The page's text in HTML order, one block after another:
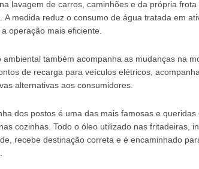
lavagem de carros, caminhões e da própria
A medida reduz o consumo de água tratada em
operação mais eficiente.
ambiental também acompanha as mudanças na
de recarga para veículos elétricos,
alternativas aos consumidores.
dos postos é uma das mais famosas e
cozinhas. Todo o óleo utilizado nas fritadeiras,
recebe destinação correta e é encaminhado